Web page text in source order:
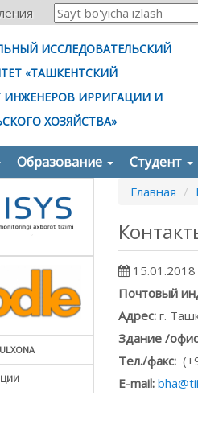
ИССЛЕДОВАТЕЛЬСКИЙ
«ТАШКЕНТСКИЙ
ИНЖЕНЕРОВ ИРРИГАЦИИ И
ХОЗЯЙСТВА»
Образование Студент
Главная
15.01.2018
Почтовый
Адрес:г.
Здание /
Тел./факс:
E-mail: